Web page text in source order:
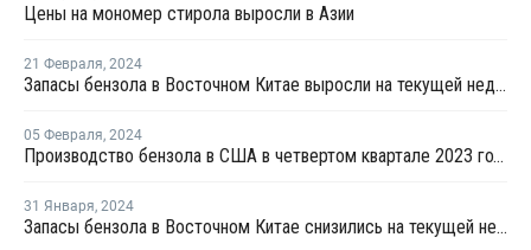
Цены на мономер стирола выросли в Азии
21 Февраля, 2024
Запасы бензола в Восточном Китае выросли на текущей неделе
05 Февраля, 2024
Производство бензола в США в четвертом квартале 2023 года выросло
31 Января, 2024
Запасы бензола в Восточном Китае снизились на текущей неделе